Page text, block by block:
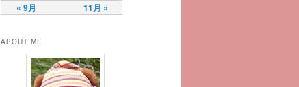
« 9月 11月 »
ABOUT ME